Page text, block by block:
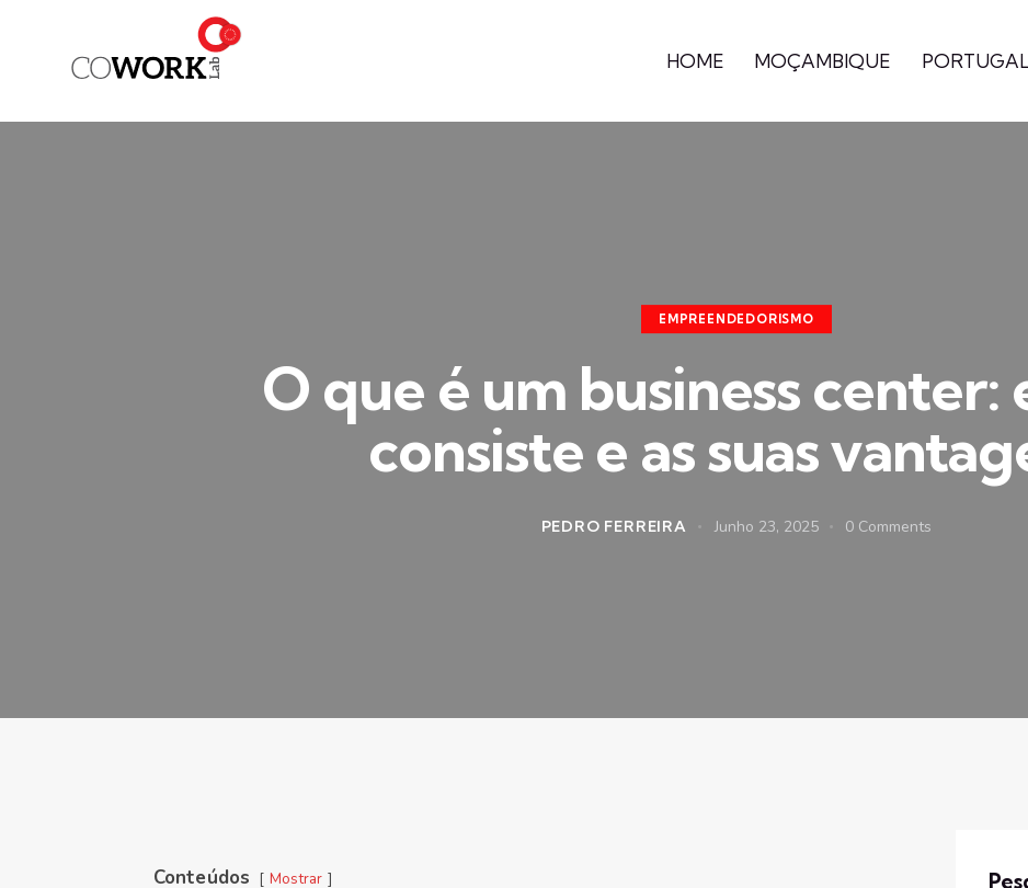
HOME MOÇAMBIQUE
EMPREENDEDORISMO
O que é um business center:
consiste e as suas
PEDRO FERREIRA Junho 23, 2025 0 Comments
Conteúdos Mostrar